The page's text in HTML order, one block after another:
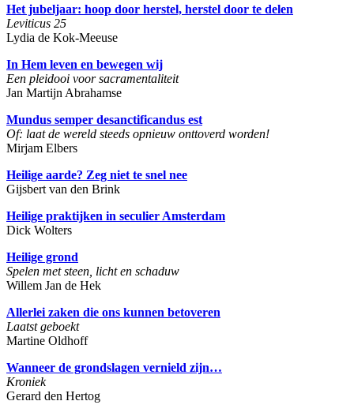
Het jubeljaar: hoop door herstel, herstel door te delen
Leviticus 25
Lydia de Kok-Meeuse
In Hem leven en bewegen wij
Een pleidooi voor sacramentaliteit
Jan Martijn Abrahamse
Mundus semper desanctificandus est
Of: laat de wereld steeds opnieuw onttoverd worden!
Mirjam Elbers
Heilige aarde? Zeg niet te snel nee
Gijsbert van den Brink
Heilige praktijken in seculier Amsterdam
Dick Wolters
Heilige grond
Spelen met steen, licht en schaduw
Willem Jan de Hek
Allerlei zaken die ons kunnen betoveren
Laatst geboekt
Martine Oldhoff
Wanneer de grondslagen vernield zijn…
Kroniek
Gerard den Hertog